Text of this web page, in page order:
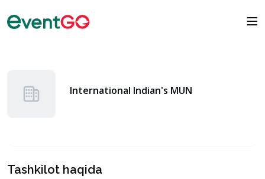
International Indian's MUN
Tashkilot haqida